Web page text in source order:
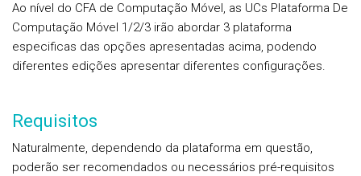
Ao nível do CFA de Computação Móvel, as UCs Plataforma De
Computação Móvel 1/2/3 irão abordar 3 plataforma
especificas das opções apresentadas acima, podendo
diferentes edições apresentar diferentes configurações.
Requisitos
Naturalmente, dependendo da plataforma em questão,
poderão ser recomendados ou necessários pré-requisitos